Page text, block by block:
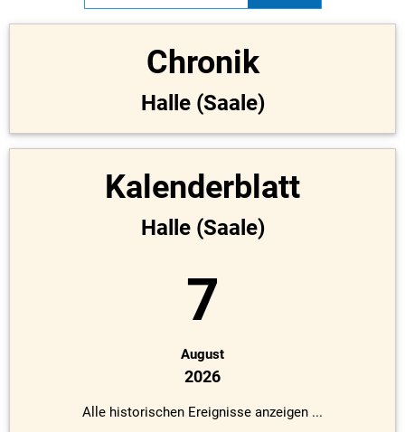
Chronik
Halle (Saale)
Kalenderblatt
Halle (Saale)
7
August
2026
Alle historischen Ereignisse anzeigen ...